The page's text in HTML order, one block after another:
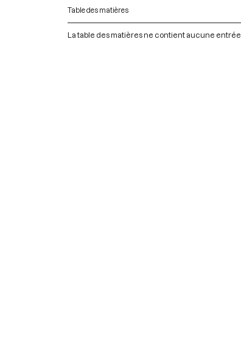
Table des matières
La table des matières ne contient aucune entrée.